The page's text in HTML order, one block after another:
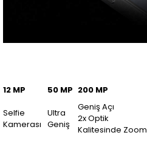
12 MP 50 MP 200 MP
Selfie
Kamerası
Ultra
Geniş
Geniş Açı
2x Optik
Kalitesinde Zoom